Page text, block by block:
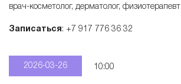
врач-косметолог, дерматолог, физиотерапевт
Записаться: +7 917 776 36 32
2026-03-26 10:00